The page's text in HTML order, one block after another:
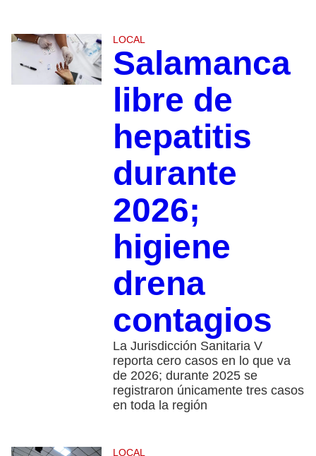
LOCAL
Salamanca
libre de
hepatitis
durante
2026;
higiene
drena
contagios
La Jurisdicción Sanitaria V
reporta cero casos en lo que va
de 2026; durante 2025 se
registraron únicamente tres casos
en toda la región
LOCAL